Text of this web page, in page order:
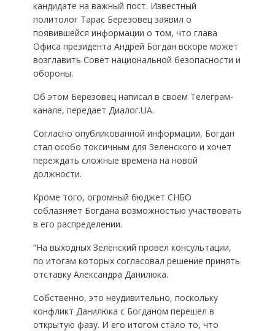
кандидате на важный пост. Известный
политолог Тарас Березовец заявил о
появившейся информации о том, что глава
Офиса президента Андрей Богдан вскоре может
возглавить Совет национальной безопасности и
обороны.
Об этом Березовец написал в своем Телеграм-
канале, передает Диалог.UA.
Согласно опубликованной информации, Богдан
стал особо токсичным для Зеленского и хочет
переждать сложные времена на новой
должности.
Кроме того, огромный бюджет СНБО
соблазняет Богдана возможностью участвовать
в его распределении.
“На выходных Зеленский провел консультации,
по итогам которых согласовал решение принять
отставку Александра Данилюка.
Собственно, это неудивительно, поскольку
конфликт Данилюка с Богданом перешел в
открытую фазу. И его итогом стало то, что